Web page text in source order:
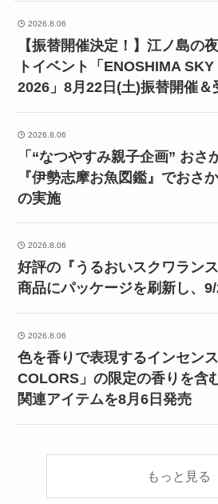
2026.8.06
【振替開催決定！】江ノ島の
トイベント「ENOSHIMA
2026」8月22日(土)振替開催＆
2026.8.06
「“なつやすみ親子企画” おさ
『伊勢志摩お魚図鑑』でおさ
の実施
2026.8.06
好評の『うるおいスクワラン
商品にパッケージを刷新し、
2026.8.06
色を香りで表現するインセン
COLORS」の限定の香りを含
関連アイテムを8月6日発売
もっと見る